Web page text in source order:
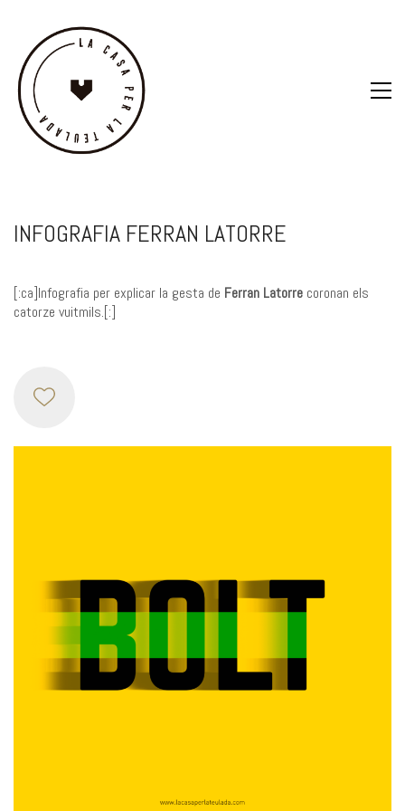
INFOGRAFIA FERRAN LATORRE
[:ca]Infografia per explicar la gesta de Ferran Latorre coronan els
catorze vuitmils.[:]